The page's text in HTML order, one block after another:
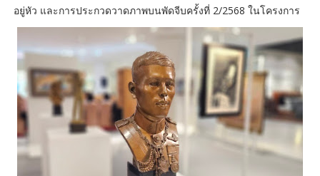
อยู่หัว และการประกวดวาดภาพบนพัดจีบครั้งที่ 2/2568 ในโครงการ